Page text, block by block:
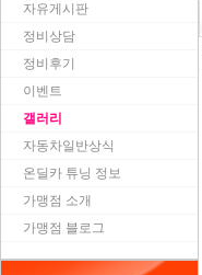
자유게시판
정비상담
정비후기
이벤트
갤러리
자동차일반상식
온딜카 튜닝 정보
가맹점 소개
가맹점 블로그